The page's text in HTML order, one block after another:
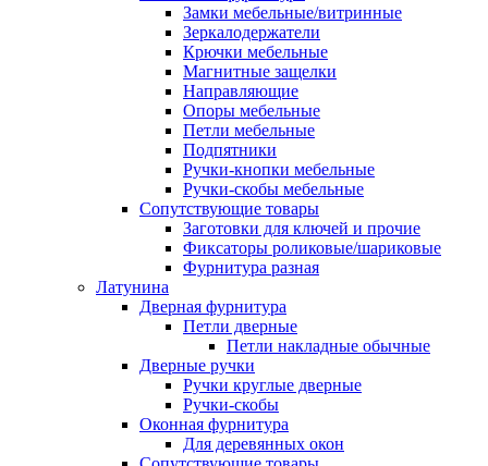
Замки мебельные/витринные
Зеркалодержатели
Крючки мебельные
Магнитные защелки
Направляющие
Опоры мебельные
Петли мебельные
Подпятники
Ручки-кнопки мебельные
Ручки-скобы мебельные
Сопутствующие товары
Заготовки для ключей и прочие
Фиксаторы роликовые/шариковые
Фурнитура разная
Латунина
Дверная фурнитура
Петли дверные
Петли накладные обычные
Дверные ручки
Ручки круглые дверные
Ручки-скобы
Оконная фурнитура
Для деревянных окон